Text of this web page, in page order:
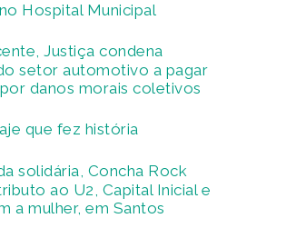
Hospital Municipal
Justiça condena
setor automotivo a pagar
danos morais coletivos
que fez história
solidária, Concha Rock
ao U2, Capital Inicial e
a mulher, em Santos